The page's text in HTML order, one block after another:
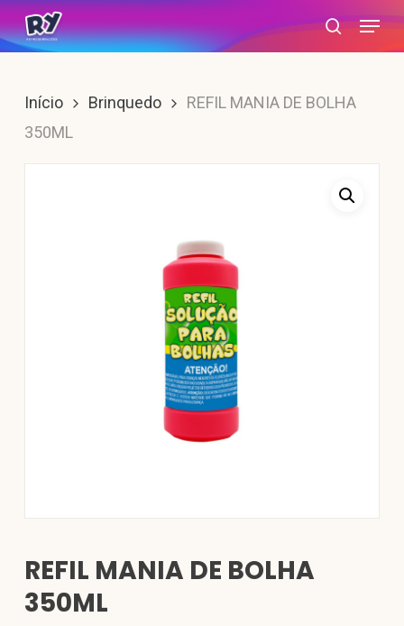
Skip
to
content
search
Menu
Início Brinquedo
REFIL MANIA DE BOLHA
350ML
REFIL MANIA DE BOLHA
350ML